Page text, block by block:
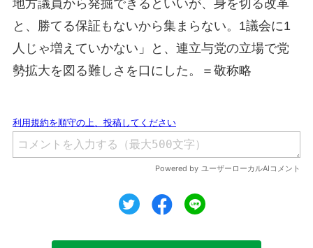
地方議員から発掘できるといいが、身を切る改革
と、勝てる保証もないから集まらない。1議会に1
人じゃ増えていかない」と、連立与党の立場で党
勢拡大を図る難しさを口にした。＝敬称略
ツイートシェア